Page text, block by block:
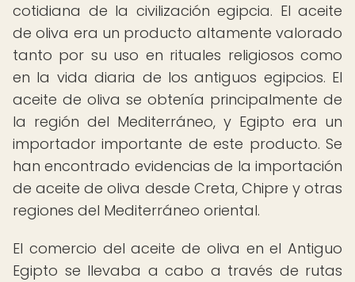
cotidiana de la civilización egipcia. El aceite
de oliva era un producto altamente valorado
tanto por su uso en rituales religiosos como
en la vida diaria de los antiguos egipcios. El
aceite de oliva se obtenía principalmente de
la región del Mediterráneo, y Egipto era un
importador importante de este producto. Se
han encontrado evidencias de la importación
de aceite de oliva desde Creta, Chipre y otras
regiones del Mediterráneo oriental.
El comercio del aceite de oliva en el Antiguo
Egipto se llevaba a cabo a través de rutas